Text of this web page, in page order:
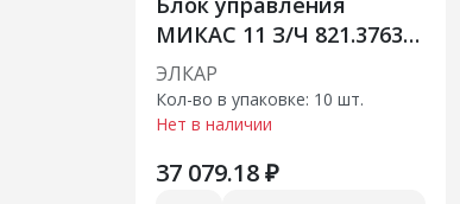
МИКАС 11 З/Ч 821.3763
000 -02 Элкар
ЭЛКАР
Кол-во в упаковке: 10 шт.
Нет в наличии
37 079.18 ₽